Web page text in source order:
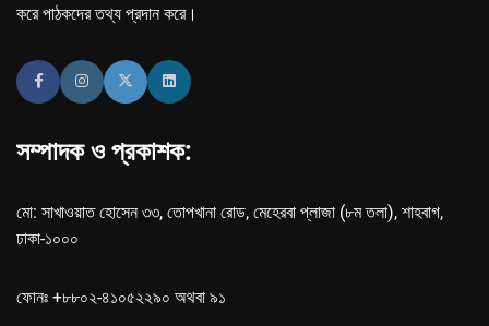
করে পাঠকদের তথ্য প্রদান করে।
সম্পাদক ও প্রকাশক:
মো: সাখাওয়াত হোসেন ৩৩, তোপখানা রোড, মেহেরবা প্লাজা (৮ম তলা), শাহবাগ,
ঢাকা-১০০০
ফোনঃ +৮৮০২-৪১০৫২২৯০ অথবা ৯১